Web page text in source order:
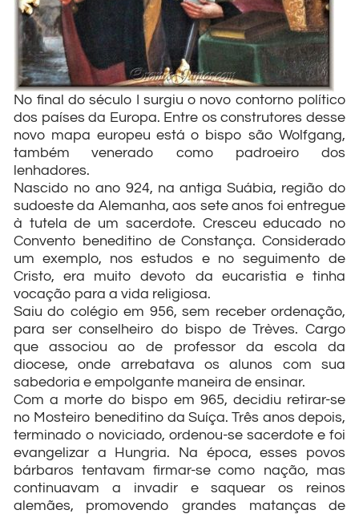
No final do século I surgiu o novo contorno político
dos países da Europa. Entre os construtores desse
novo mapa europeu está o bispo são Wolfgang,
também venerado como padroeiro dos
lenhadores.
Nascido no ano 924, na antiga Suábia, região do
sudoeste da Alemanha, aos sete anos foi entregue
à tutela de um sacerdote. Cresceu educado no
Convento beneditino de Constança. Considerado
um exemplo, nos estudos e no seguimento de
Cristo, era muito devoto da eucaristia e tinha
vocação para a vida religiosa.
Saiu do colégio em 956, sem receber ordenação,
para ser conselheiro do bispo de Trèves. Cargo
que associou ao de professor da escola da
diocese, onde arrebatava os alunos com sua
sabedoria e empolgante maneira de ensinar.
Com a morte do bispo em 965, decidiu retirar-se
no Mosteiro beneditino da Suíça. Três anos depois,
terminado o noviciado, ordenou-se sacerdote e foi
evangelizar a Hungria. Na época, esses povos
bárbaros tentavam firmar-se como nação, mas
continuavam a invadir e saquear os reinos
alemães, promovendo grandes matanças de